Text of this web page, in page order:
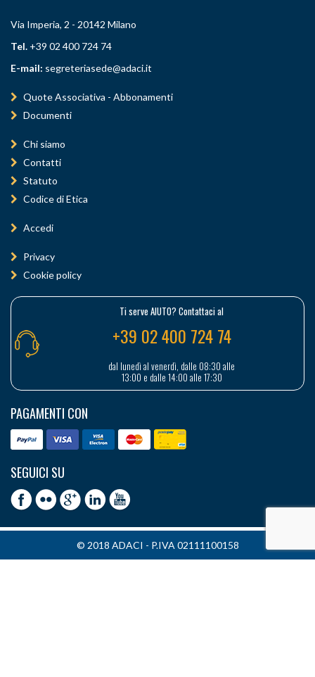
Via Imperia, 2 - 20142 Milano
Tel. +39 02 400 724 74
E-mail: segreteriasede@adaci.it
Quote Associativa - Abbonamenti
Documenti
Chi siamo
Contatti
Statuto
Codice di Etica
Accedi
Privacy
Cookie policy
Ti serve AIUTO? Contattaci al
+39 02 400 724 74
dal lunedì al venerdì, dalle 08:30 alle
13:00 e dalle 14:00 alle 17:30
PAGAMENTI CON
SEGUICI SU
© 2018 ADACI - P.IVA 02111100158